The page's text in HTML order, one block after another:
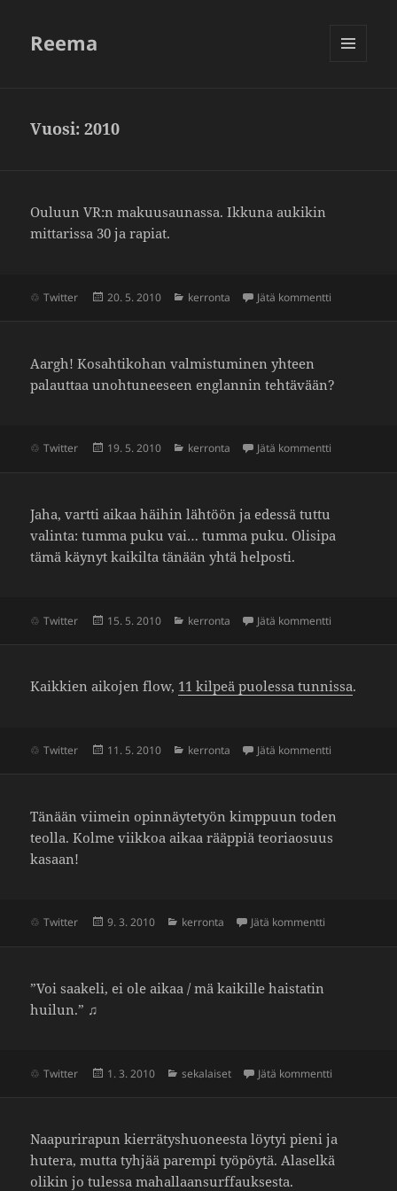
Reema
Vuosi:2010
Ouluun VR:n makuusau­nassa. Ikkuna aukikin
mitta­rissa 30 ja rapiat.
Twitter Julkaistu
20. 5. 2010 Kategoriat
kerronta Jätä kommentti
Aargh! Kosah­ti­kohan valmis­tu­minen yhteen
palauttaa unoh­tu­nee­seen englannin tehtä­vään?
Twitter Julkaistu
19. 5. 2010 Kategoriat
kerronta Jätä kommentti
Jaha, vartti aikaa häihin lähtöön ja edessä tuttu
valinta: tumma puku vai… tumma puku. Olisipa
tämä käynyt kaikilta tänään yhtä helposti.
Twitter Julkaistu
15. 5. 2010 Kategoriat
kerronta Jätä kommentti
Kaik­kien aikojen flow, 11 kilpeä puolessa tunnissa.
Twitter Julkaistu
11. 5. 2010 Kategoriat
kerronta Jätä kommentti
Tänään viimein opin­näy­te­työn kimp­puun toden
teolla. Kolme viikkoa aikaa rääppiä teoriao­suus
kasaan!
Twitter Julkaistu
9. 3. 2010 Kategoriat
kerronta Jätä kommentti
”Voi saakeli, ei ole aikaa / mä kaikille hais­tatin
huilun.” ♫
Twitter Julkaistu
1. 3. 2010 Kategoriat
sekalaiset Jätä kommentti
Naapu­ri­rapun kier­rä­tys­huo­neesta löytyi pieni ja
hutera, mutta tyhjää parempi työpöytä. Alaselkä
olikin jo tulessa mahal­laan­surf­fauk­sesta.